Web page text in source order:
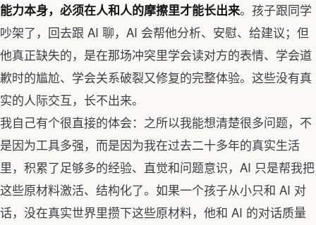
能力本身，必须在人和人的摩擦里才能长出来。孩子跟同学
吵架了，回去跟 AI 聊，AI 会帮他分析、安慰、给建议；但
他真正缺失的，是在那场冲突里学会读对方的表情、学会道
歉时的尴尬、学会关系破裂又修复的完整体验。这些没有真
实的人际交互，长不出来。
我自己有个很直接的体会：之所以我能想清楚很多问题，不
是因为工具多强，而是因为我在过去二十多年的真实生活
里，积累了足够多的经验、直觉和问题意识，AI 只是帮我把
这些原材料激活、结构化了。如果一个孩子从小只和 AI 对
话，没在真实世界里攒下这些原材料，他和 AI 的对话质量